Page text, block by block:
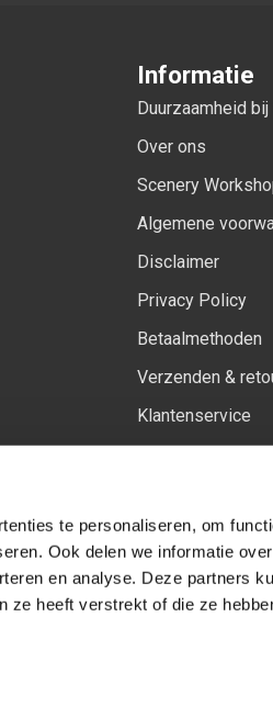
te personaliseren, om
Ook delen we informatie
en analyse. Deze partners
ze heeft verstrekt of die ze
Informatie
Duurzaamheid
Over ons
Scenery
Algemene
Disclaimer
Privacy Policy
Betaalmethoden
Verzenden &
Klantenservice
Volg ons op:
Facebook
Youtube